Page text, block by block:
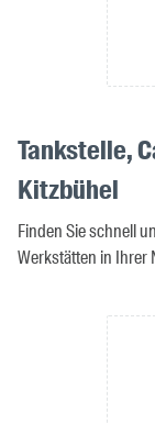
Tankstelle,
Kitzbühel
Finden Sie schnell
Werkstätten in Ihrer